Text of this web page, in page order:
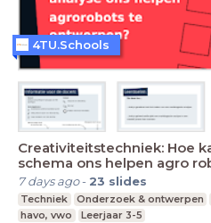
Creativiteitstechniek: Hoe
schema ons helpen agro
7 days ago- 23 slides
Techniek Onderzoek & ontwerpen
havo, vwo
Leerjaar 3-5
4TU.Schools